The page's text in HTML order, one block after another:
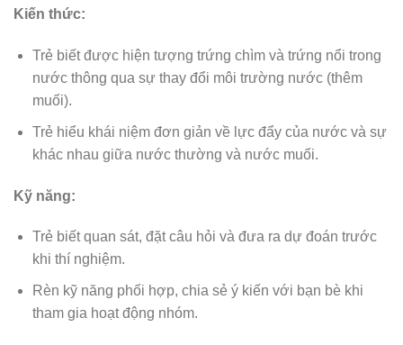
Kiến thức:
Trẻ biết được hiện tượng trứng chìm và trứng nổi trong
nước thông qua sự thay đổi môi trường nước (thêm
muối).
Trẻ hiểu khái niệm đơn giản về lực đẩy của nước và sự
khác nhau giữa nước thường và nước muối.
Kỹ năng:
Trẻ biết quan sát, đặt câu hỏi và đưa ra dự đoán trước
khi thí nghiệm.
Rèn kỹ năng phối hợp, chia sẻ ý kiến với bạn bè khi
tham gia hoạt động nhóm.